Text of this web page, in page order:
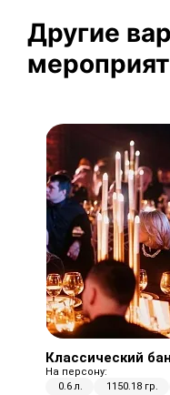
Другие
Классический
На персону:
0.6 л.
1150.18 гр.